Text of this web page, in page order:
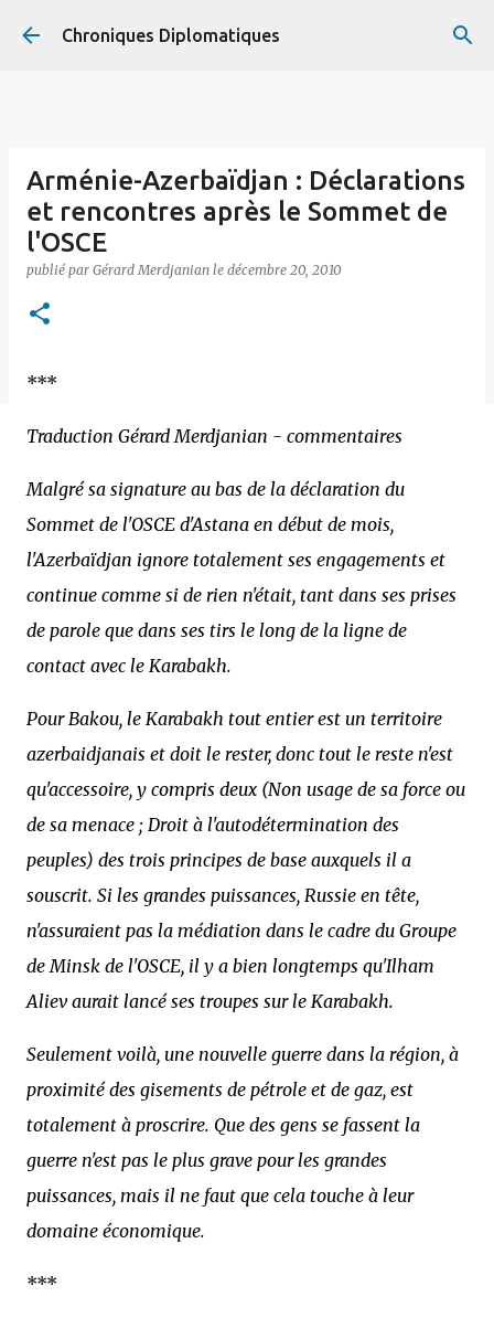
Accéder au contenu principal
Chroniques Diplomatiques
Arménie-Azerbaïdjan : Déclarations
et rencontres après le Sommet de
l'OSCE
publié par Gérard Merdjanian le décembre 20, 2010
***
Traduction Gérard Merdjanian - commentaires
Malgré sa signature au bas de la déclaration du
Sommet de l'OSCE d'Astana en début de mois,
l'Azerbaïdjan ignore totalement ses engagements et
continue comme si de rien n'était, tant dans ses prises
de parole que dans ses tirs le long de la ligne de
contact avec le Karabakh.
Pour Bakou, le Karabakh tout entier est un territoire
azerbaidjanais et doit le rester, donc tout le reste n'est
qu'accessoire, y compris deux (Non usage de sa force ou
de sa menace ; Droit à l'autodétermination des
peuples) des trois principes de base auxquels il a
souscrit. Si les grandes puissances, Russie en tête,
n'assuraient pas la médiation dans le cadre du Groupe
de Minsk de l'OSCE, il y a bien longtemps qu'Ilham
Aliev aurait lancé ses troupes sur le Karabakh.
Seulement voilà, une nouvelle guerre dans la région, à
proximité des gisements de pétrole et de gaz, est
totalement à proscrire. Que des gens se fassent la
guerre n'est pas le plus grave pour les grandes
puissances, mais il ne faut que cela touche à leur
domaine économique.
***